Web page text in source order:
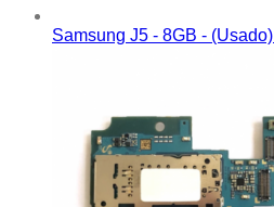
Samsung J5 - 8GB - (Usado)